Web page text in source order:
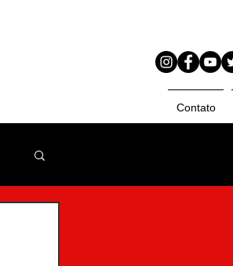
Contato